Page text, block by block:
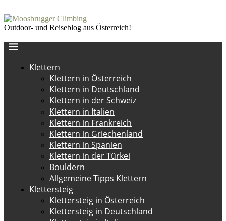
Outdoor- und Reiseblog aus Österreich!
Klettern
Klettern in Österreich
Klettern in Deutschland
Klettern in der Schweiz
Klettern in Italien
Klettern in Frankreich
Klettern in Griechenland
Klettern in Spanien
Klettern in der Türkei
Bouldern
Allgemeine Tipps Klettern
Klettersteig
Klettersteig in Österreich
Klettersteig in Deutschland